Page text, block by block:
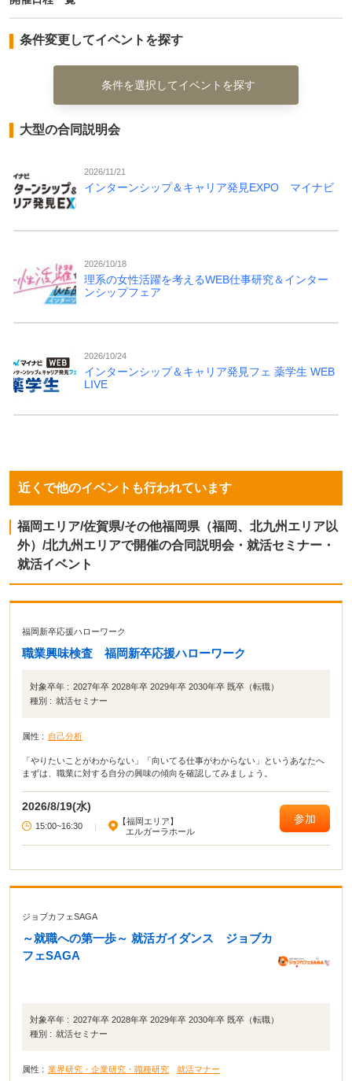
条件変更してイベントを探す
条件を選択してイベントを探す
大型の合同説明会
2026/11/21
インターンシップ＆キャリア発見EXPO マイナビ
2026/10/18
理系の女性活躍を考えるWEB仕事研究＆インター
ンシップフェア
2026/10/24
インターンシップ＆キャリア発見フェ 薬学生 WEB
LIVE
近くで他のイベントも行われています
福岡エリア/佐賀県/その他福岡県（福岡、北九州エリア以
外）/北九州エリアで開催の合同説明会・就活セミナー・
就活イベント
福岡新卒応援ハローワーク
職業興味検査 福岡新卒応援ハローワーク
対象卒年 : 2027年卒 2028年卒 2029年卒 2030年卒 既卒（転職）
種別 : 就活セミナー
属性 : 自己分析
「やりたいことがわからない」「向いてる仕事がわからない」というあなたへ
まずは、職業に対する自分の興味の傾向を確認してみましょう。
2026/8/19(水)
15:00~16:30 |
【福岡エリア】
エルガーラホール
参加
ジョブカフェSAGA
～就職への第一歩～ 就活ガイダンス ジョブカ
フェSAGA
対象卒年 : 2027年卒 2028年卒 2029年卒 2030年卒 既卒（転職）
種別 : 就活セミナー
属性 : 業界研究・企業研究・職種研究 就活マナー